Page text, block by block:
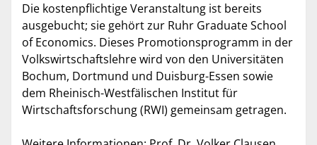
Die kostenpflichtige Veranstaltung ist bereits
ausgebucht; sie gehört zur Ruhr Graduate School
of Economics. Dieses Promotionsprogramm in der
Volkswirtschaftslehre wird von den Universitäten
Bochum, Dortmund und Duisburg-Essen sowie
dem Rheinisch-Westfälischen Institut für
Wirtschaftsforschung (RWI) gemeinsam getragen.